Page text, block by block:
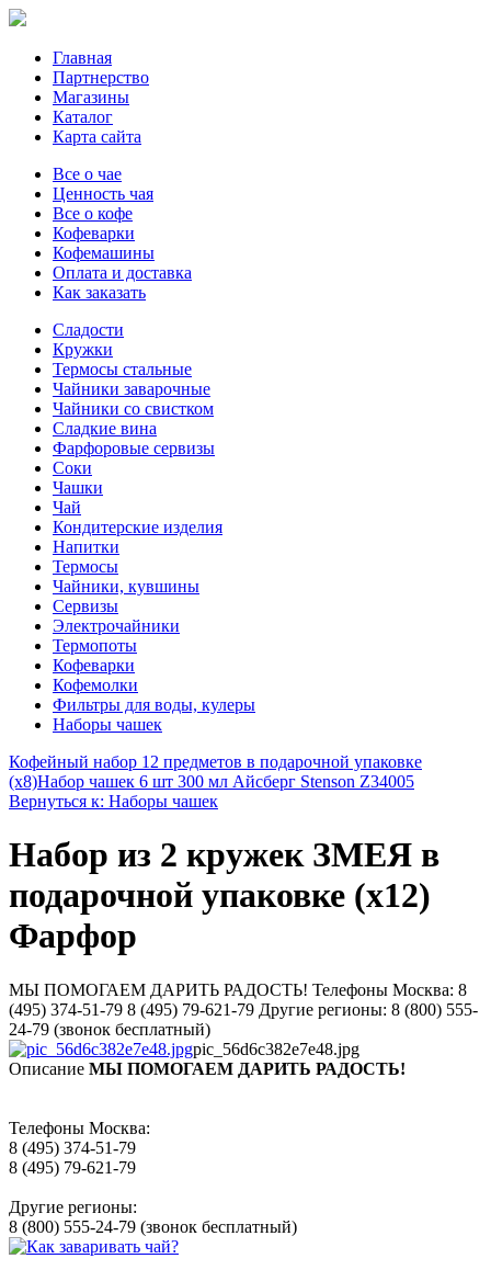
Главная
Партнерство
Магазины
Каталог
Карта сайта
Все о чае
Ценность чая
Все о кофе
Кофеварки
Кофемашины
Оплата и доставка
Как заказать
Сладости
Кружки
Термосы стальные
Чайники заварочные
Чайники со свистком
Сладкие вина
Фарфоровые сервизы
Соки
Чашки
Чай
Кондитерские изделия
Напитки
Термосы
Чайники, кувшины
Сервизы
Электрочайники
Термопоты
Кофеварки
Кофемолки
Фильтры для воды, кулеры
Наборы чашек
Кофейный набор 12 предметов в подарочной упаковке
(х8)Набор чашек 6 шт 300 мл Айсберг Stenson Z34005
Вернуться к: Наборы чашек
Набор из 2 кружек ЗМЕЯ в
подарочной упаковке (х12)
Фарфор
МЫ ПОМОГАЕМ ДАРИТЬ РАДОСТЬ! Телефоны Москва: 8
(495) 374-51-79 8 (495) 79-621-79 Другие регионы: 8 (800) 555-
24-79 (звонок бесплатный)
pic_56d6c382e7e48.jpg
Описание МЫ ПОМОГАЕМ ДАРИТЬ РАДОСТЬ!
Телефоны Москва:
8 (495) 374-51-79
8 (495) 79-621-79
Другие регионы:
8 (800) 555-24-79 (звонок бесплатный)